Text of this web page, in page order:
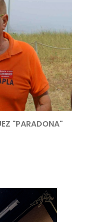
"PARADONA"